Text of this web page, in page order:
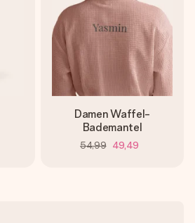
Damen Waffel-
Bademantel
54,99 49,49